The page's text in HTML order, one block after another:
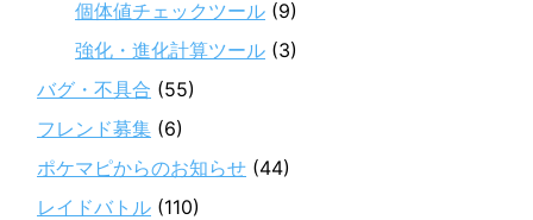
個体値チェックツール (9)
強化・進化計算ツール (3)
バグ・不具合 (55)
フレンド募集 (6)
ポケマピからのお知らせ (44)
レイドバトル (110)